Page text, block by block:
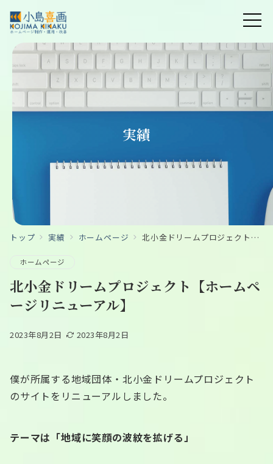
実績
トップ 実績 ホームページ 北小金ドリームプロジェクト【ホームページリニューアル】
ホームページ
北小金ドリームプロジェクト【ホームペ
ージリニューアル】
2023年8月2日 2023年8月2日
僕が所属する地域団体・北小金ドリームプロジェクト
のサイトをリニューアルしました。
テーマは「地域に笑顔の波紋を拡げる」